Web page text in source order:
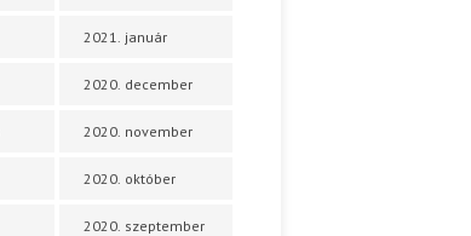
2021. január
2020. december
2020. november
2020. október
2020. szeptember